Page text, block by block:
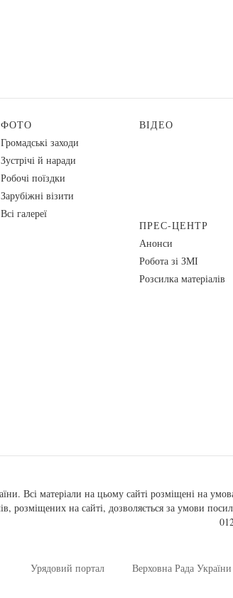
ФОТО
Громадські заходи
Зустрічі й наради
Робочі поїздки
Зарубіжні візити
Всі галереї
ВІДЕО
ПРЕС-ЦЕНТР
Анонси
Робота зі ЗМІ
Розсилка матеріалів
Всі матеріали на цьому сайті розміщені на
розміщених на сайті, дозволяється за умови
Урядовий портал Верховна Рада України